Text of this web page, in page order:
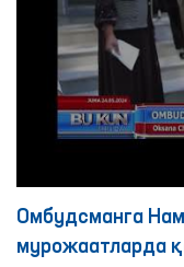
Омбудсманга
мурожаатларда